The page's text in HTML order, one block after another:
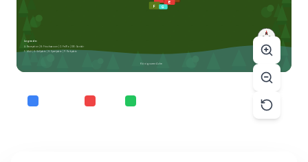
E
F G
Königsseer Ache
N
W
O
Legende:
A: Rezeption | B: Frischwasser | C: FeWo | D/E: Sanitär
F: Müll | G: Grillplatz | H: Spielplatz | P: Parkplatz